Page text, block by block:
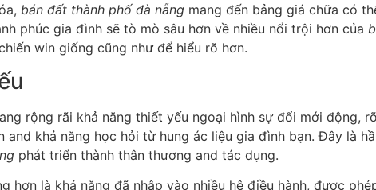
bán đất thành phố đà nẵng mang đến bảng giá chữa có
phúc gia đình sẽ tò mò sâu hơn về nhiều nổi trội hơn của
win giống cũng như để hiểu rõ hơn.
rộng rãi khả năng thiết yếu ngoại hình sự đổi mới động,
and khả năng học hỏi từ hung ác liệu gia đình bạn. Đây là
phát triển thành thân thương and tác dụng.
hơn là khả năng đã nhập vào nhiều hệ điều hành, được